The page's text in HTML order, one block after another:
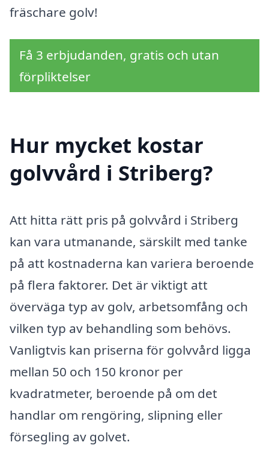
fräschare golv!
Få 3 erbjudanden, gratis och utan
förpliktelser
Hur mycket kostar
golvvård i Striberg?
Att hitta rätt pris på golvvård i Striberg
kan vara utmanande, särskilt med tanke
på att kostnaderna kan variera beroende
på flera faktorer. Det är viktigt att
överväga typ av golv, arbetsomfång och
vilken typ av behandling som behövs.
Vanligtvis kan priserna för golvvård ligga
mellan 50 och 150 kronor per
kvadratmeter, beroende på om det
handlar om rengöring, slipning eller
försegling av golvet.